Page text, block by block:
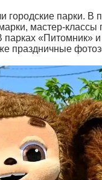
городские парки. В
мастер-классы
парках «Питомник»
праздничные